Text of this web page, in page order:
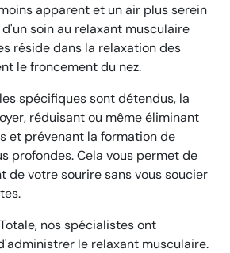
apparent et un air plus serein
d'un soin au relaxant musculaire
réside dans la relaxation des
le froncement du nez.
spécifiques sont détendus, la
réduisant ou même éliminant
et prévenant la formation de
profondes. Cela vous permet de
de votre sourire sans vous soucier
nos spécialistes ont
le relaxant musculaire.